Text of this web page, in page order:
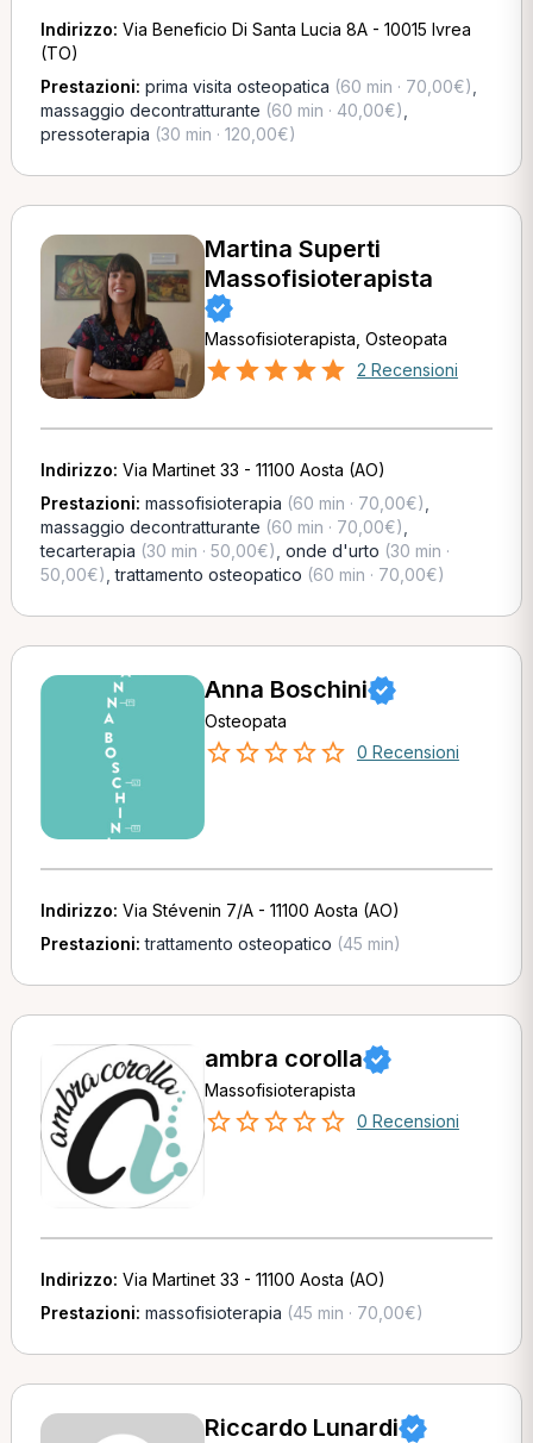
Indirizzo: Via Beneficio Di Santa Lucia 8A - 10015 Ivrea
(TO)
Prestazioni: prima visita osteopatica (60 min · 70,00€)
massaggio decontratturante (60 min · 40,00€)
pressoterapia (30 min · 120,00€)
Martina Superti
Massofisioterapista
Massofisioterapista, Osteopata
2 Recensioni
Indirizzo: Via Martinet 33 - 11100 Aosta (AO)
Prestazioni: massofisioterapia (60 min · 70,00€)
massaggio decontratturante (60 min · 70,00€)
tecarterapia (30 min · 50,00€) onde d'urto (30 min ·
50,00€) ,trattamento osteopatico (60 min · 70,00€)
Anna Boschini
Osteopata
0 Recensioni
Indirizzo: Via Stévenin 7/A - 11100 Aosta (AO)
Prestazioni:trattamento osteopatico (45 min)
ambra corolla
Massofisioterapista
0 Recensioni
Indirizzo: Via Martinet 33 - 11100 Aosta (AO)
Prestazioni: massofisioterapia (45 min · 70,00€)
Riccardo Lunardi